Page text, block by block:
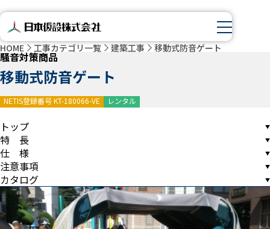
HOME 工事カテゴリ一覧 建築工事 移動式防音ゲート
騒音対策商品
移動式防音ゲート
NETIS登録番号 KT-180066-VE レンタル
トップ
特 長
仕 様
注意事項
カタログ